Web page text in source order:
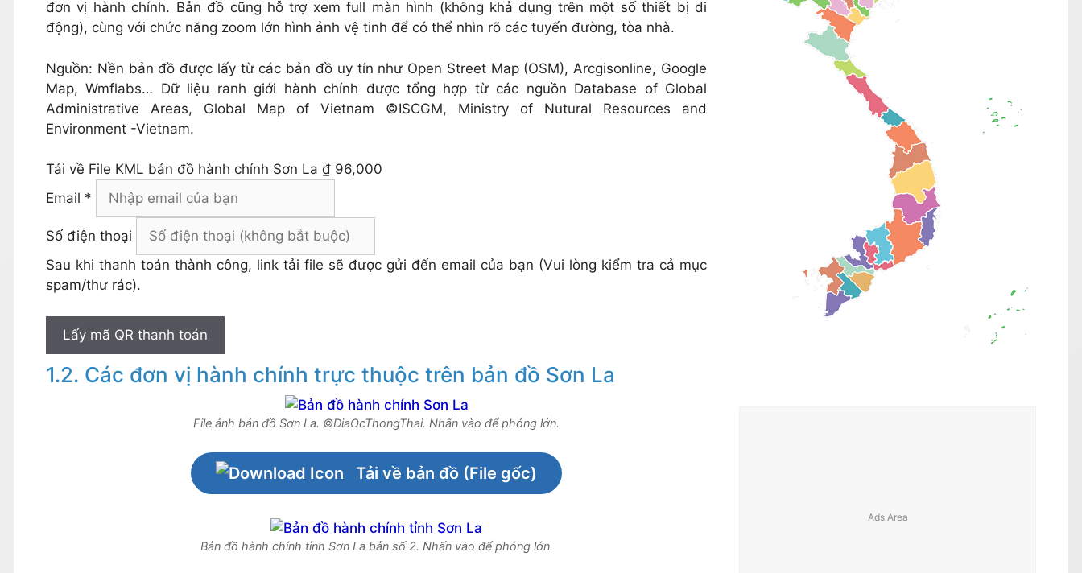
đơn vị hành chính. Bản đồ cũng hỗ trợ xem full màn hình (không khả dụng trên một số thiết bị di
động), cùng với chức năng zoom lớn hình ảnh vệ tinh để có thể nhìn rõ các tuyến đường, tòa nhà.
Nguồn: Nền bản đồ được lấy từ các bản đồ uy tín như Open Street Map (OSM), Arcgisonline, Google
Map, Wmflabs… Dữ liệu ranh giới hành chính được tổng hợp từ các nguồn Database of Global
Administrative Areas, Global Map of Vietnam ©ISCGM, Ministry of Nutural Resources and
Environment -Vietnam.
Tải về File KML bản đồ hành chính Sơn La ₫ 96,000
Email *
Số điện thoại
Sau khi thanh toán thành công, link tải file sẽ được gửi đến email của bạn (Vui lòng kiểm tra cả mục
spam/thư rác).
Lấy mã QR thanh toán
Các đơn vị hành chính trực thuộc trên bản đồ Sơn La
File ảnh bản đồ Sơn La. ©DiaOcThongThai. Nhấn vào để phóng lớn.
Tải về bản đồ (File gốc)
Bản đồ hành chính tỉnh Sơn La bản số 2. Nhấn vào để phóng lớn.